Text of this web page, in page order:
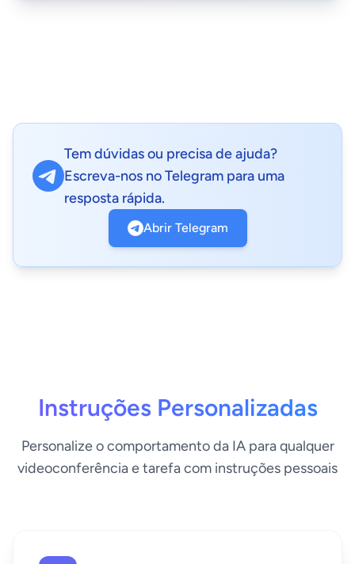
Tem dúvidas ou precisa de ajuda?
Escreva-nos no Telegram para uma
resposta rápida.
Abrir Telegram
Instruções Personalizadas
Personalize o comportamento da IA para qualquer
videoconferência e tarefa com instruções pessoais